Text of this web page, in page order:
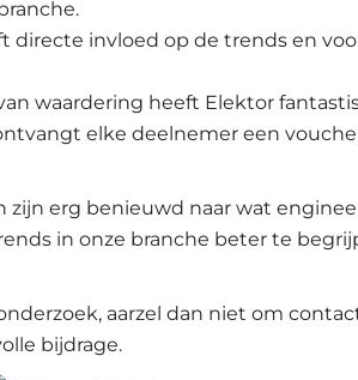
directe invloed op de trends en
waardering heeft Elektor
elke deelnemer een
erg benieuwd naar wat
in onze branche beter te
aarzel dan niet om
bijdrage.